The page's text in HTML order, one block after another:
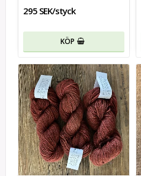
295 SEK/styck
KÖP